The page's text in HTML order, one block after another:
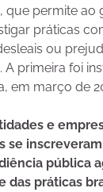
que permite
práticas
ou
A primeira foi
em março de
e
se
pública
das práticas